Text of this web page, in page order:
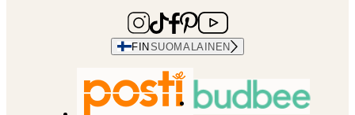
FINSUOMALAINEN